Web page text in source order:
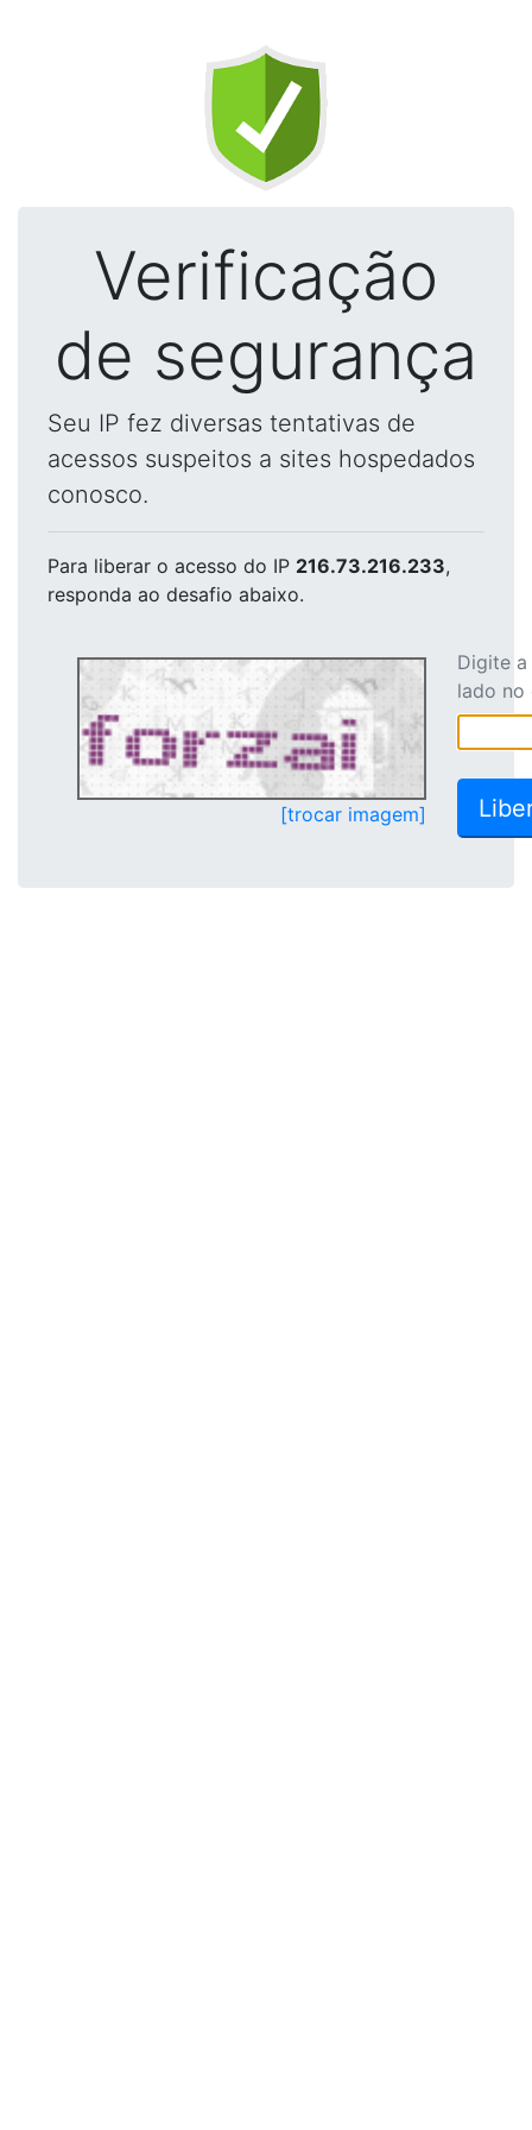
Verificação
de segurança
Seu IP fez diversas tentativas de
acessos suspeitos a sites hospedados
conosco.
Para liberar o acesso do IP 216.73.216.233,
responda ao desafio abaixo.
[trocar imagem]
Digite
lado no